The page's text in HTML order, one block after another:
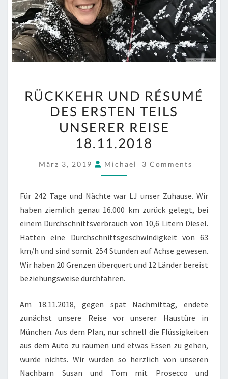
UND
RÉ­
SU­
MÉ
ERSTEN
UNSERER
REISE
18.11.2018
RÜCKKEHR UND RÉ­SU­MÉ
DES ERSTEN TEILS
UNSERER REISE
18.11.2018
März 3, 2019 Michael COMMENTS
3 Comments
Für 242 Tage und Nächte war LJ unser Zuhause. Wir
haben ziemlich genau 16.000 km zurück gelegt, bei
einem Durchschnittsverbrauch von 10,6 Litern Diesel.
Hatten eine Durchschnittsgeschwindigkeit von 63
km/h und sind somit 254 Stunden auf Achse gewesen.
Wir haben 20 Grenzen überquert und 12 Länder bereist
beziehungsweise durchfahren.
Am 18.11.2018, gegen spät Nachmittag, endete
zunächst unsere Reise vor unserer Haustüre in
München. Aus dem Plan, nur schnell die Flüssigkeiten
aus dem Auto zu räumen und etwas Essen zu gehen,
wurde nichts. Wir wurden so herzlich von unseren
Nachbarn Susan und Tom mit Prosecco und